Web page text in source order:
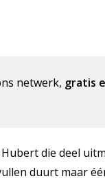
netwerk, gratis
die deel
duurt maar